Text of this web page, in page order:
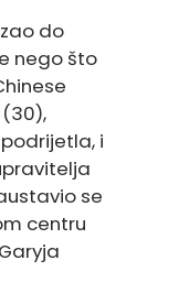
do
nego što
i
se
centru